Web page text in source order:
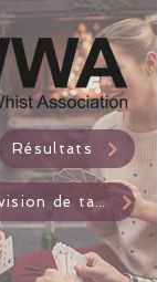
Résultats
Division de table